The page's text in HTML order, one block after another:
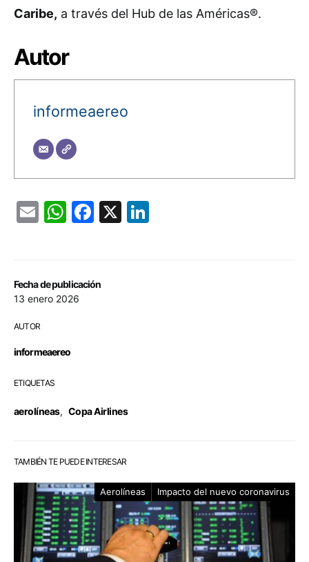
Fecha de publicación
13 enero 2026
AUTOR
informeaereo
ETIQUETAS
aerolíneas, Copa Airlines
Caribe, a través del Hub de las Américas®.
Autor
informeaereo
EmailWhatsApp
Facebook
X
TAMBIÉN TE PUEDE INTERESAR
Aerolíneas Impacto del nuevo coronavirus